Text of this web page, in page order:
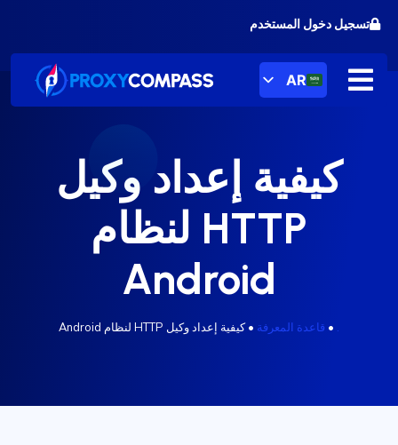
الى
المحتوى
تسجيل دخول المستخدم
AR
كيفية إعداد وكيل
HTTP لنظام
Android
• قاعدة المعرفة •كيفية إعداد وكيل HTTP لنظام Android